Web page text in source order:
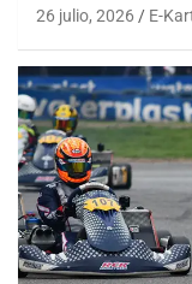
26 julio, 2026 E-